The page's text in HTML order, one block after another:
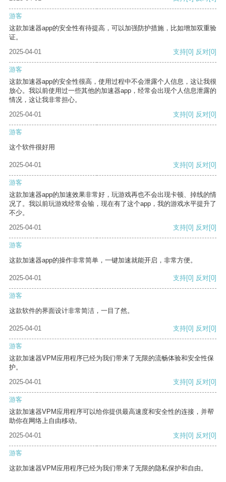
游客
这款加速器app的安全性有待提高，可以加强防护措施，比如增加双重验
证。
2025-04-01
支持[0] 反对[0]
游客
这款加速器app的安全性很高，使用过程中不会泄露个人信息，这让我很
放心。我以前使用过一些其他的加速器app，经常会出现个人信息泄露的
情况，这让我非常担心。
2025-04-01
支持[0] 反对[0]
游客
这个软件很好用
2025-04-01 支持[0] 反对[0]
游客
这款加速器app的加速效果非常好，玩游戏再也不会出现卡顿、掉线的情
况了。我以前玩游戏经常会输，现在有了这个app，我的游戏水平提升了
不少。
2025-04-01
支持[0] 反对[0]
游客
这款加速器app的操作非常简单，一键加速就能开启，非常方便。
2025-04-01 支持[0] 反对[0]
游客
这款软件的界面设计非常简洁，一目了然。
2025-04-01 支持[0] 反对[0]
游客
这款加速器VPM应用程序已经为我们带来了无限的流畅体验和安全性保
护。
2025-04-01
支持[0] 反对[0]
游客
这款加速器VPM应用程序可以给你提供最高速度和安全性的连接，并帮
助你在网络上自由移动。
2025-04-01
支持[0] 反对[0]
游客
这款加速器VPM应用程序已经为我们带来了无限的隐私保护和自由。